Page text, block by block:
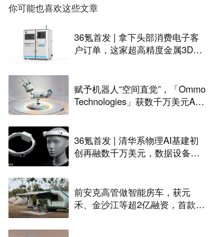
你可能也喜欢这些文章
36氪首发 | 拿下头部消费电子客
户订单，这家超高精度金属3D打
赋予机器人“空间直觉”，「Ommo
Technologies」获数千万美元A轮
36氪首发 | 清华系物理AI基建初
创再融数千万美元，数据设备进
前安克高管做智能房车，获元
禾、金沙江等超2亿融资，首款产